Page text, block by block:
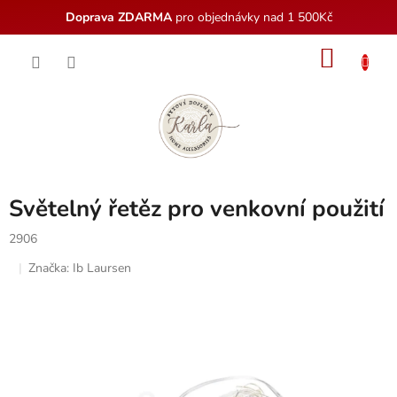
Doprava ZDARMApro objednávky nad 1 500Kč
Světelný řetěz pro venkovní použití
2906
Značka: Ib Laursen